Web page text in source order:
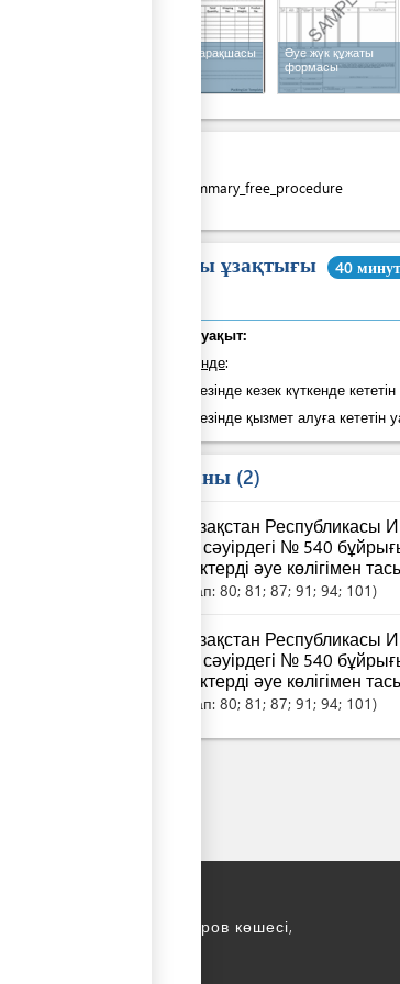
Қаптау парақшасы
Әуе жүк құжаты
формасы
costs_summary_free_procedure
Жалпы ұзақтығы 40
Жалпы уақыт:
оның ішінде:
Қадам кезінде кезек күткенде
Қадам кезінде қызмет алуға кететін
Заң саны 2
Қазақстан
30 сәуірдегі № 540
жүктерді әуе көлігімен
Бап: 80; 81; 87; 91; 94; 101
Қазақстан
30 сәуірдегі № 540
жүктерді әуе көлігімен
Бап: 80; 81; 87; 91; 94; 101
Астана қ., С. Асфендияров көшесі,